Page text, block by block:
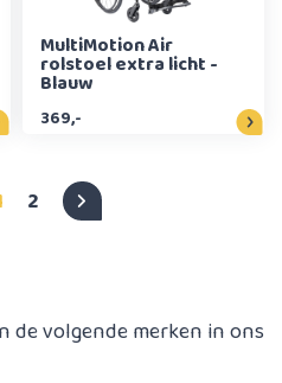
MultiMotion Air
rolstoel extra licht -
Blauw
369,-
2
de volgende merken in ons